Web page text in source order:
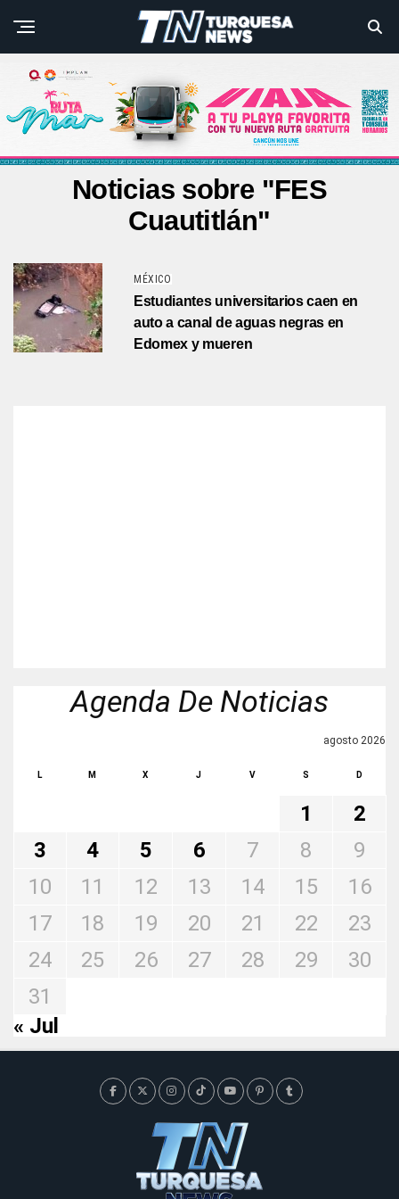
Noticias sobre "FES
Cuautitlán"
MÉXICO
Estudiantes universitarios caen en
auto a canal de aguas negras en
Edomex y mueren
Agenda De Noticias
agosto 2026
L M X J V S D
1
2
3
4 5 6 7 8
9
10
11 12 13 14 15
16
17
18 19 20 21 22
23
24
25 26 27 28 29
30
31
« Jul